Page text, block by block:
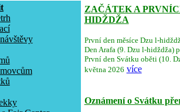
ZAČÁTEK A
HIDŽDŽA
První den měsíce Dzu l-
Den Arafa (9. Dzu l-hidždža)
První den Svátku oběti (10.
května 2026 více
Oznámení o Svátku